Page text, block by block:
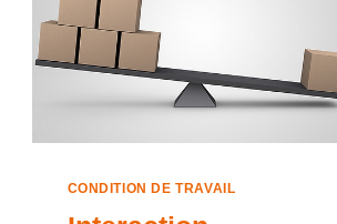
CONDITION DE TRAVAIL